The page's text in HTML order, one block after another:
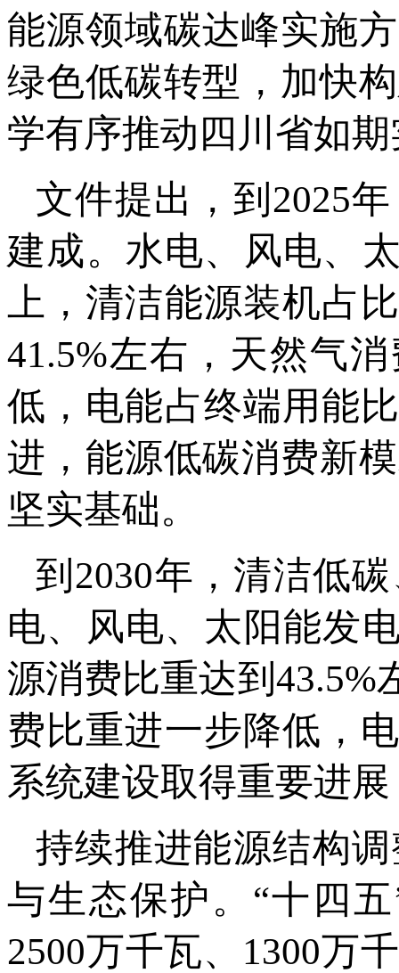
能源领域碳达峰实施
绿色低碳转型，加快
学有序推动四川省如
文件提出，到2025
建成。水电、风电、
上，清洁能源装机占
41.5%左右，天然气
低，电能占终端用能
进，能源低碳消费新
坚实基础。
到2030年，清洁低
电、风电、太阳能发
源消费比重达到43.5%
费比重进一步降低，
系统建设取得重要进
持续推进能源结构
与生态保护。“十四
2500万千瓦、1300万